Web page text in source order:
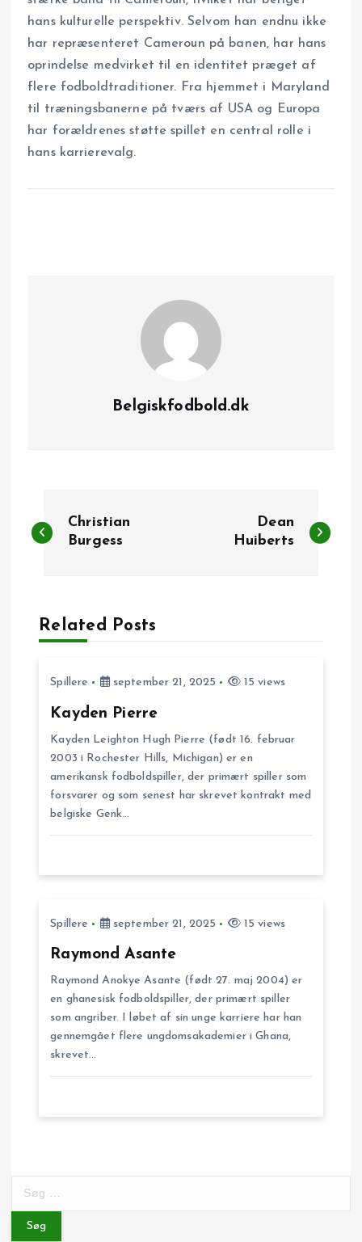
hans kulturelle perspektiv. Selvom han endnu ikke
har repræsenteret Cameroun på banen, har hans
oprindelse medvirket til en identitet præget af
flere fodboldtraditioner. Fra hjemmet i Maryland
til træningsbanerne på tværs af USA og Europa
har forældrenes støtte spillet en central rolle i
hans karrierevalg.
Belgiskfodbold.dk
n
Christian
Burgess
Dean
Huiberts
Related Posts
Spillere september 21, 2025 15 views
Kayden Pierre
Kayden Leighton Hugh Pierre (født 16. februar
2003 i Rochester Hills, Michigan) er en
amerikansk fodboldspiller, der primært spiller som
forsvarer og som senest har skrevet kontrakt med
belgiske Genk…
Spillere september 21, 2025 15 views
Raymond Asante
Raymond Anokye Asante (født 27. maj 2004) er
en ghanesisk fodboldspiller, der primært spiller
som angriber. I løbet af sin unge karriere har han
gennemgået flere ungdomsakademier i Ghana,
skrevet…